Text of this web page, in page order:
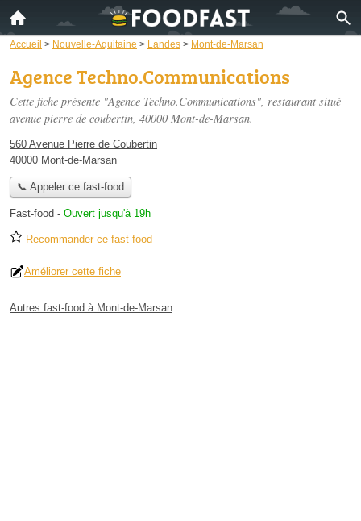
Accueil > Nouvelle-Aquitaine > Landes > Mont-de-Marsan
Agence Techno.Communications
Cette fiche présente "Agence Techno.Communications", restaurant situé
avenue pierre de coubertin, 40000 Mont-de-Marsan.
560 Avenue Pierre de Coubertin
40000 Mont-de-Marsan
📞 Appeler ce fast-food
Fast-food - Ouvert jusqu'à 19h
Recommander ce fast-food
Améliorer cette fiche
Autres fast-food à Mont-de-Marsan